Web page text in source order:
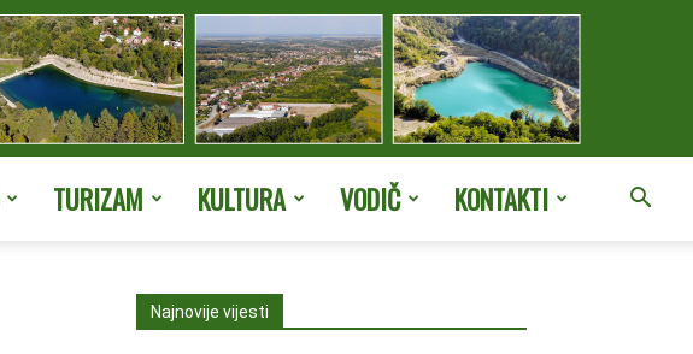
TURIZAM KULTURA VODIČ KONTAKTI
Najnovije vijesti